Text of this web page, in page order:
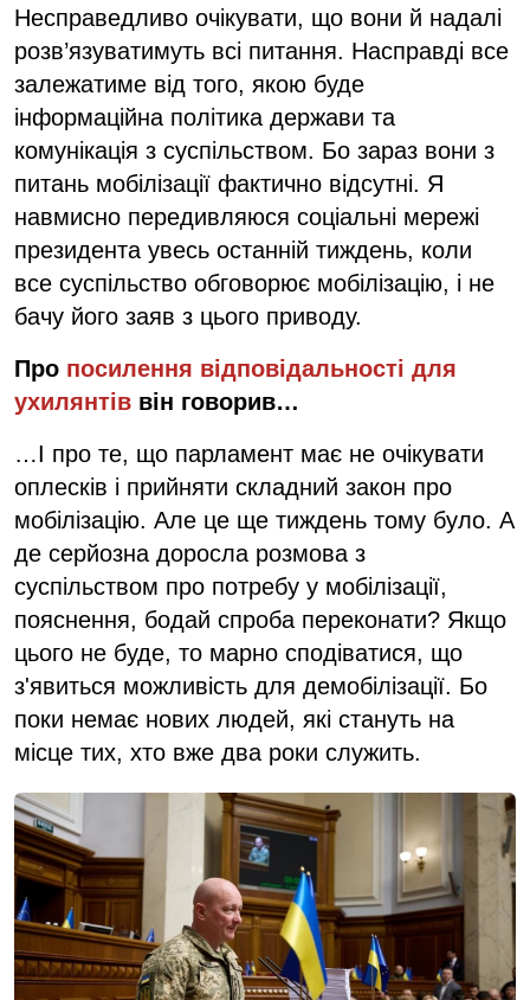
Несправедливо очікувати, що вони й надалі
розв’язуватимуть всі питання. Насправді все
залежатиме від того, якою буде
інформаційна політика держави та
комунікація з суспільством. Бо зараз вони з
питань мобілізації фактично відсутні. Я
навмисно передивляюся соціальні мережі
президента увесь останній тиждень, коли
все суспільство обговорює мобілізацію, і не
бачу його заяв з цього приводу.
Про посилення відповідальності для
ухилянтів він говорив…
…І про те, що парламент має не очікувати
оплесків і прийняти складний закон про
мобілізацію. Але це ще тиждень тому було. А
де серйозна доросла розмова з
суспільством про потребу у мобілізації,
пояснення, бодай спроба переконати? Якщо
цього не буде, то марно сподіватися, що
з'явиться можливість для демобілізації. Бо
поки немає нових людей, які стануть на
місце тих, хто вже два роки служить.